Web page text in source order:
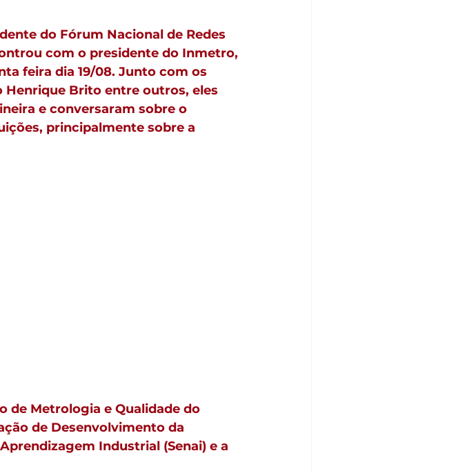
do Fórum Nacional de Redes
com o presidente do Inmetro,
feira dia 19/08. Junto com os
Henrique Brito entre outros, eles
e conversaram sobre o
principalmente sobre a
de Metrologia e Qualidade do
de Desenvolvimento da
Industrial (Senai) e a